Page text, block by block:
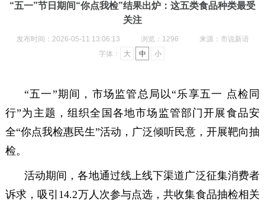
“五一”节日期间“你点我检”结果出炉：这五类食品种类最受
关注
发布时间：2026-05-11 13:06:13 浏览：1296
来源：市说新语
字体：
大 中 小
“五一”期间，市场监管总局以“乐享五一 点检同
行”为主题，组织全国各地市场监管部门开展食品安
全“你点我检惠民生”活动，广泛倾听民意，开展靶向抽
检。
活动期间，各地通过线上线下渠道广泛征集消费者
诉求，吸引14.2万人次参与点选，共收集食品抽检相关